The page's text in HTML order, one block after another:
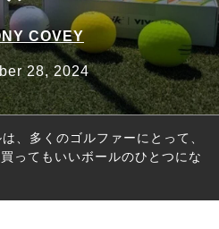
COVEY
28, 2024
、多くのゴルファーにとって、
ってもいいボールのひとつにな
ウェイウッド